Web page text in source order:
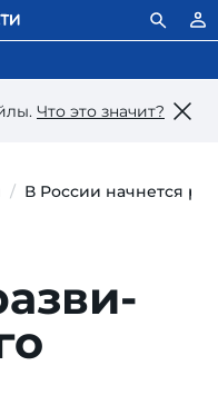
Что это значит?
В России начнется